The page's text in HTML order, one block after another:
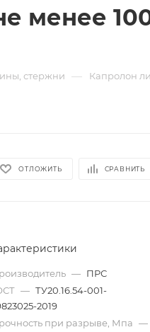
менее
стержни — Капролон
ОТЛОЖИТЬ СРАВНИТЬ
— ПРС
— ТУ20.16.54-001-
2019
при разрыве, Мпа —